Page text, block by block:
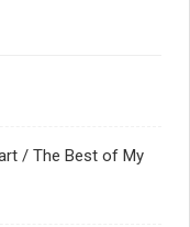
/ The Best of My